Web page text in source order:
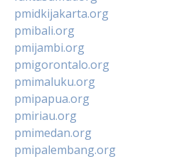
pmidkijakarta.org
pmibali.org
pmijambi.org
pmigorontalo.org
pmimaluku.org
pmipapua.org
pmiriau.org
pmimedan.org
pmipalembang.org